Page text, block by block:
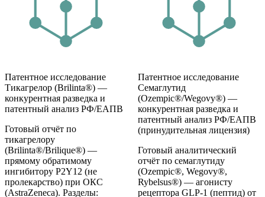
Патентное исследование
Тикагрелор (Brilinta®) —
конкурентная разведка и
патентный анализ РФ/ЕАПВ
Готовый отчёт по
тикагрелору
(Brilinta®/Brilique®) —
прямому обратимому
ингибитору P2Y12 (не
пролекарство) при ОКС
(AstraZeneca). Разделы:
Патентное исследование
Семаглутид
(Ozempic®/Wegovy®) —
конкурентная разведка и
патентный анализ РФ/ЕАПВ
(принудительная лицензия)
Готовый аналитический
отчёт по семаглутиду
(Ozempic®, Wegovy®,
Rybelsus®) — агонисту
рецептора GLP-1 (пептид) от